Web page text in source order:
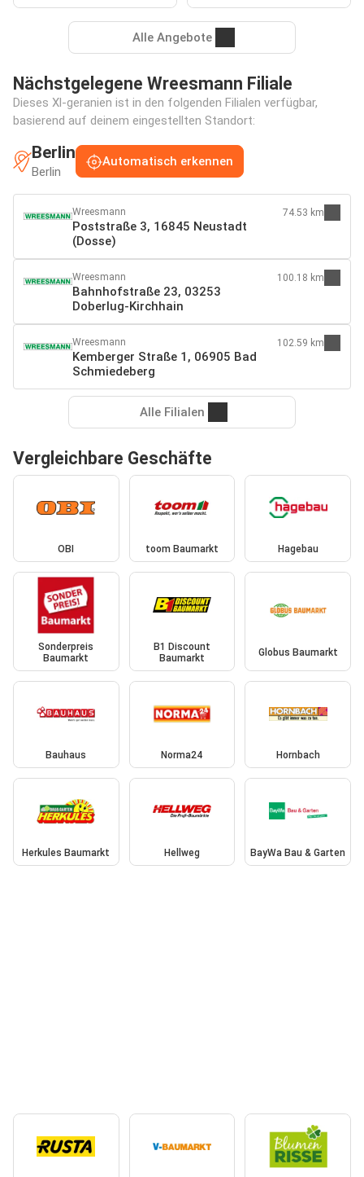
Alle Angebote
Nächstgelegene Wreesmann Filiale
Dieses Xl-geranien ist in den folgenden Filialen verfügbar,
basierend auf deinem eingestellten Standort:
Berlin
Berlin
Automatisch erkennen
Wreesmann
Poststraße 3, 16845 Neustadt
(Dosse)
74.53 km
Wreesmann
Bahnhofstraße 23, 03253
Doberlug-Kirchhain
100.18 km
Wreesmann
Kemberger Straße 1, 06905 Bad
Schmiedeberg
102.59 km
Alle Filialen
Vergleichbare Geschäfte
OBI toom Baumarkt Hagebau
Sonderpreis
Baumarkt
B1 Discount
Baumarkt
Globus Baumarkt
Bauhaus Norma24 Hornbach
Herkules Baumarkt Hellweg BayWa Bau & Garten